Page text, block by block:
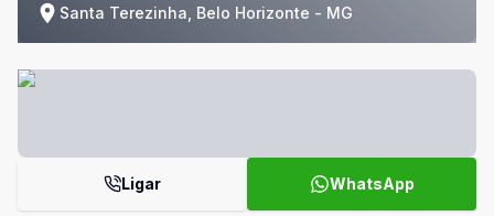
Santa Terezinha, Belo Horizonte - MG
Ligar WhatsApp